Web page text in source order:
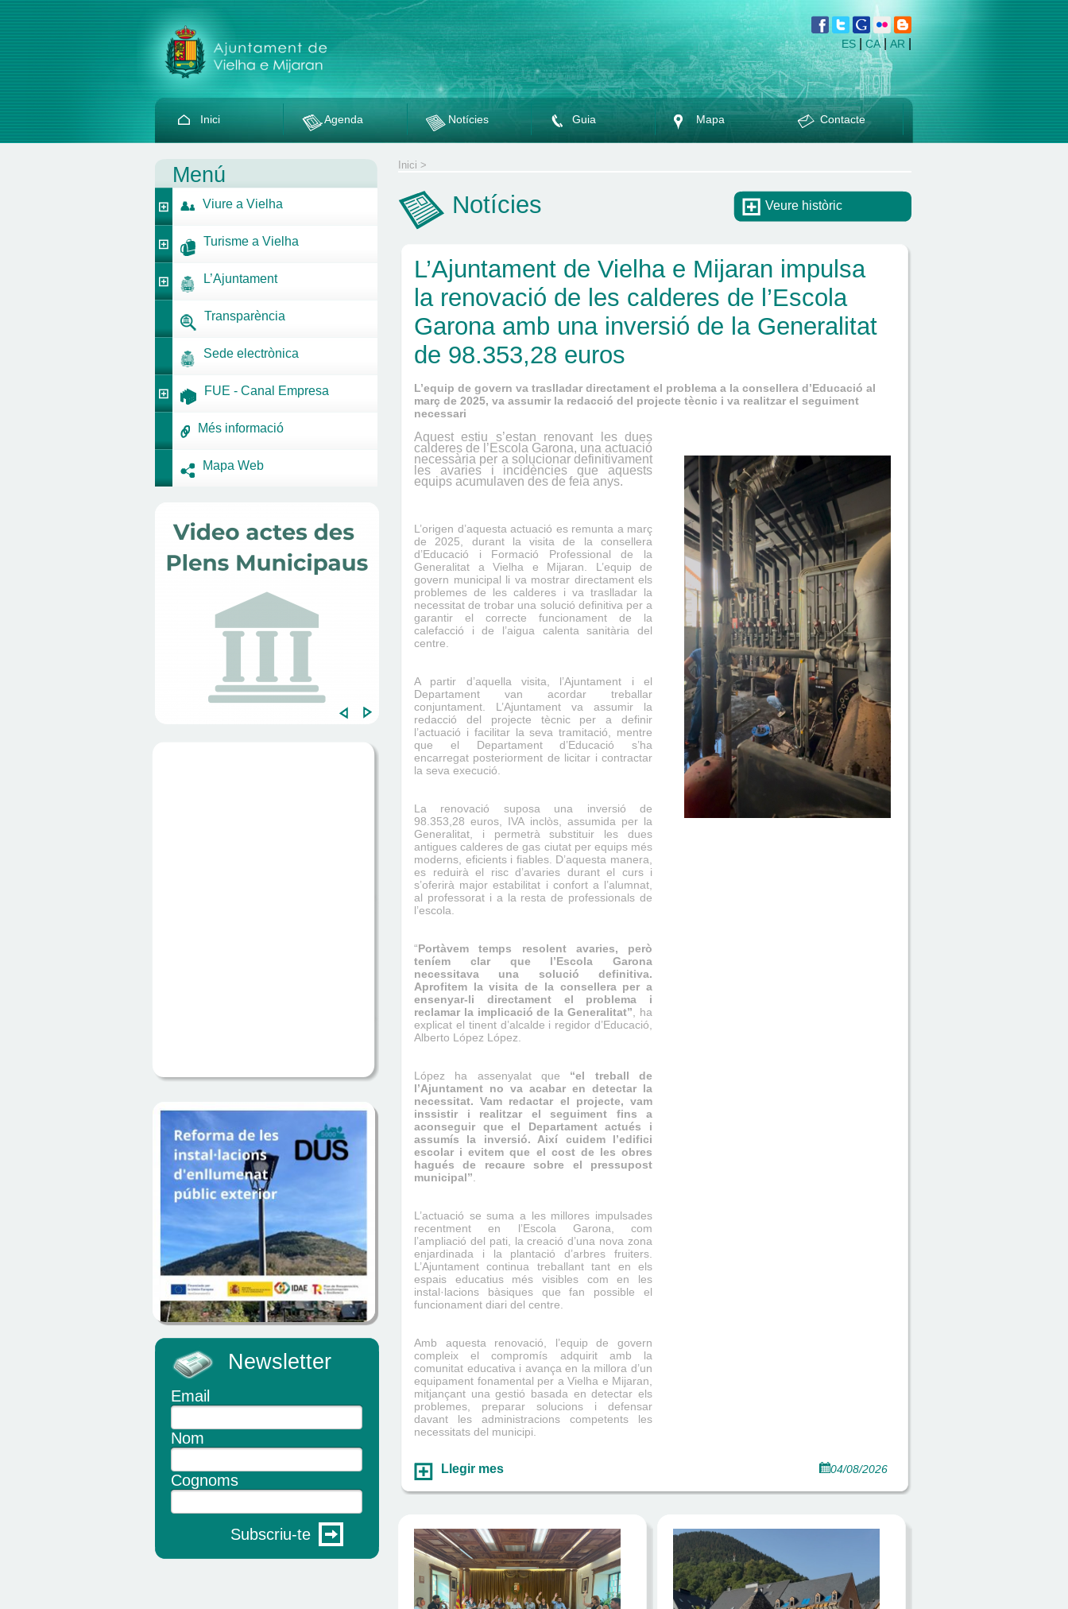
ES CA | AR
Inici Agenda Notícies Guia Mapa Contacte
Menú
Viure a Vielha
Turisme a Vielha
L’Ajuntament
Transparència
Sede electrònica
FUE - Canal Empresa
Més informació
Mapa Web
Newsletter
Email
Nom
Cognoms
Subscriu-te
Inici >
Notícies Veure històric
L’Ajuntament de Vielha e Mijaran impulsa
la renovació de les calderes de l’Escola
Garona amb una inversió de la Generalitat
de 98.353,28 euros
L’equip de govern va traslladar directament el problema a la consellera d’Educació al
març de 2025, va assumir la redacció del projecte tècnic i va realitzar el seguiment
necessari
Aquest estiu s’estan renovant les dues
calderes de l’Escola Garona, una actuació
necessària per a solucionar definitivament
les avaries i incidències que aquests
equips acumulaven des de feia anys.
L’origen d’aquesta actuació es remunta a març
de 2025, durant la visita de la consellera
d’Educació i Formació Professional de la
Generalitat a Vielha e Mijaran. L’equip de
govern municipal li va mostrar directament els
problemes de les calderes i va traslladar la
necessitat de trobar una solució definitiva per a
garantir el correcte funcionament de la
calefacció i de l’aigua calenta sanitària del
centre.
A partir d’aquella visita, l’Ajuntament i el
Departament van acordar treballar
conjuntament. L’Ajuntament va assumir la
redacció del projecte tècnic per a definir
l’actuació i facilitar la seva tramitació, mentre
que el Departament d’Educació s’ha
encarregat posteriorment de licitar i contractar
la seva execució.
La renovació suposa una inversió de
98.353,28 euros, IVA inclòs, assumida per la
Generalitat, i permetrà substituir les dues
antigues calderes de gas ciutat per equips més
moderns, eficients i fiables. D’aquesta manera,
es reduirà el risc d’avaries durant el curs i
s’oferirà major estabilitat i confort a l’alumnat,
al professorat i a la resta de professionals de
l’escola.
“Portàvem temps resolent avaries, però
teníem clar que l’Escola Garona
necessitava una solució definitiva.
Aprofitem la visita de la consellera per a
ensenyar-li directament el problema i
reclamar la implicació de la Generalitat” , ha
explicat el tinent d’alcalde i regidor d’Educació,
Alberto López López.
López ha assenyalat que “el treball de
l’Ajuntament no va acabar en detectar la
necessitat. Vam redactar el projecte, vam
inssistir i realitzar el seguiment fins a
aconseguir que el Departament actués i
assumís la inversió. Així cuidem l’edifici
escolar i evitem que el cost de les obres
hagués de recaure sobre el pressupost
municipal”
L’actuació se suma a les millores impulsades
recentment en l’Escola Garona, com
l’ampliació del pati, la creació d’una nova zona
enjardinada i la plantació d’arbres fruiters.
L’Ajuntament continua treballant tant en els
espais educatius més visibles com en les
instal·lacions bàsiques que fan possible el
funcionament diari del centre.
Amb aquesta renovació, l’equip de govern
compleix el compromís adquirit amb la
comunitat educativa i avança en la millora d’un
equipament fonamental per a Vielha e Mijaran,
mitjançant una gestió basada en detectar els
problemes, preparar solucions i defensar
davant les administracions competents les
necessitats del municipi.
Llegir mes 04/08/2026